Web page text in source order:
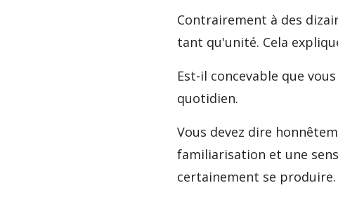
Contrairement à des
tant qu'unité. Cela
Est-il concevable que
quotidien.
Vous devez dire
familiarisation et une
certainement se produire.